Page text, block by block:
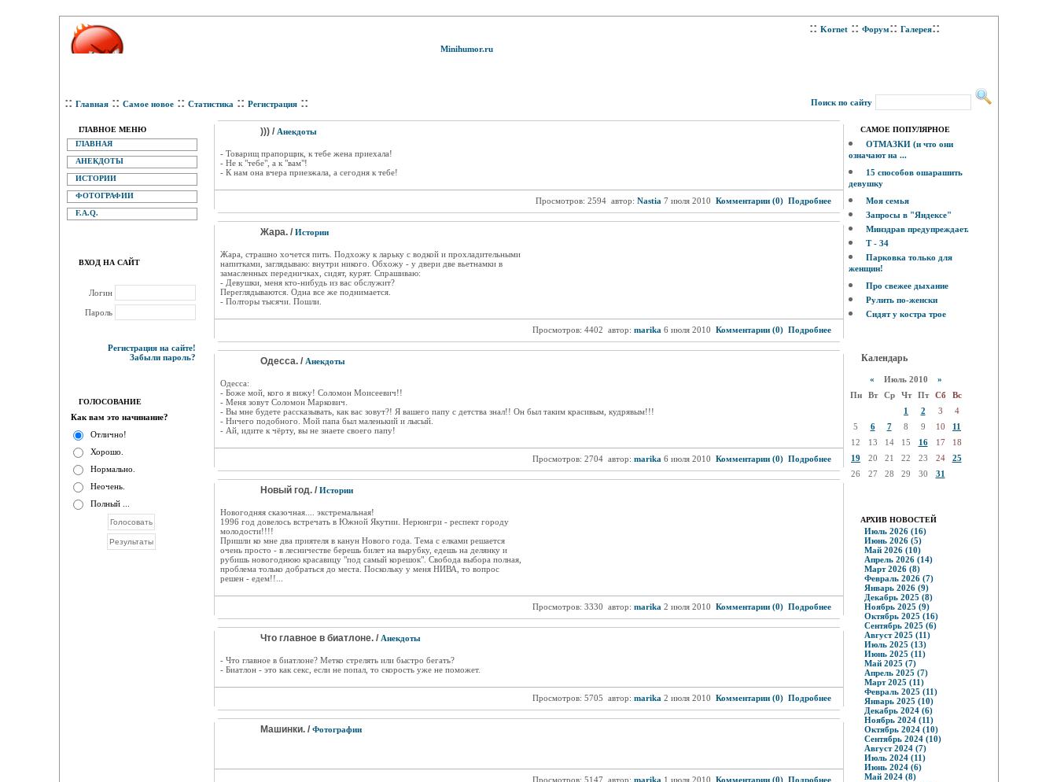
Minihumor.ru
:: Kornet :: Форум:: Галерея::
:: Главная :: Самое новое :: Статистика :: Регистрация :: Поиск по сайту
ГЛАВНОЕ МЕНЮ
ГЛАВНАЯ
АНЕКДОТЫ
ИСТОРИИ
ФОТОГРАФИИ
F.A.Q.
ВХОД НА САЙТ
Логин
Пароль
Регистрация на сайте!
Забыли пароль?
ГОЛОСОВАНИЕ
Как вам это начинание?
Отлично!
Хорошо.
Нормально.
Неочень.
Полный ...
))) / Анекдоты
- Товарищ прапорщик, к тебе жена приехала!
- Не к "тебе", а к "вам"!
- К нам она вчера приезжала, а сегодня к тебе!
Просмотров: 2594 автор: Nastia 7 июля 2010 Комментарии (0) Подробнее
Жара. / Истории
Жара, страшно хочется пить. Подхожу к ларьку с водкой и прохладительными
напитками, заглядываю: внутри никого. Обхожу - у двери две вьетнамки в
замасленных передничках, сидят, курят. Спрашиваю:
- Девушки, меня кто-нибудь из вас обслужит?
Переглядываются. Одна все же поднимается.
- Полторы тысячи. Пошли.
Просмотров: 4402 автор: marika 6 июля 2010 Комментарии (0) Подробнее
Одесса. / Анекдоты
Одесса:
- Боже мой, кого я вижу! Соломон Моисеевич!!
- Меня зовут Соломон Маркович.
- Вы мне будете рассказывать, как вас зовут?! Я вашего папу с детства знал!! Он был таким красивым, кудрявым!!!
- Ничего подобного. Мой папа был маленький и лысый.
- Ай, идите к чёрту, вы не знаете своего папу!
Просмотров: 2704 автор: marika 6 июля 2010 Комментарии (0) Подробнее
Новый год. / Истории
Новогодняя сказочная.... экстремальная!
1996 год довелось встречать в Южной Якутии. Нерюнгри - респект городу
молодости!!!!
Пришли ко мне два приятеля в канун Нового года. Тема с елками решается
очень просто - в лесничестве берешь билет на вырубку, едешь на делянку и
рубишь новогоднюю красавицу "под самый корешок". Свобода выбора полная,
проблема только добраться до места. Поскольку у меня НИВА, то вопрос
решен - едем!!...
Просмотров: 3330 автор: marika 2 июля 2010 Комментарии (0) Подробнее
Что главное в биатлоне. / Анекдоты
- Что главное в биатлоне? Метко стрелять или быстро бегать?
- Биатлон - это как секс, если не попал, то скорость уже не поможет.
Просмотров: 5705 автор: marika 2 июля 2010 Комментарии (0) Подробнее
Машинки. / Фотографии
Просмотров: 5147 автор: marika 1 июля 2010 Комментарии (0) Подробнее
САМОЕ ПОПУЛЯРНОЕ
ОТМАЗКИ (и что они
означают на ...
15 способов ошарашить
девушку
Моя семья
Запросы в "Яндексе"
Минздрав предупреждает.
Т - 34
Парковка только для
женщин!
Про свежее дыхание
Рулить по-женски
Сидят у костра трое
Календарь
« Июль 2010 »
Пн
Вт Ср Чт Пт Сб
Вс
1
2 3
4
5
6 7 8 9 10
11
12
13 14 15 16 17
18
19
20 21 22 23 24
25
26
27 28 29 30 31
АРХИВ НОВОСТЕЙ
Июль 2026 (16)
Июнь 2026 (5)
Май 2026 (10)
Апрель 2026 (14)
Март 2026 (8)
Февраль 2026 (7)
Январь 2026 (9)
Декабрь 2025 (8)
Ноябрь 2025 (9)
Октябрь 2025 (16)
Сентябрь 2025 (6)
Август 2025 (11)
Июль 2025 (13)
Июнь 2025 (11)
Май 2025 (7)
Апрель 2025 (7)
Март 2025 (11)
Февраль 2025 (11)
Январь 2025 (10)
Декабрь 2024 (6)
Ноябрь 2024 (11)
Октябрь 2024 (10)
Сентябрь 2024 (10)
Август 2024 (7)
Июль 2024 (11)
Июнь 2024 (6)
Май 2024 (8)